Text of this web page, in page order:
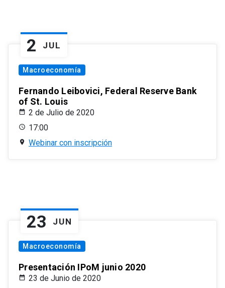
2 JUL
Macroeconomía
Fernando Leibovici, Federal Reserve Bank
of St. Louis
2 de Julio de 2020
17:00
Webinar con inscripción
23 JUN
Macroeconomía
Presentación IPoM junio 2020
23 de Junio de 2020